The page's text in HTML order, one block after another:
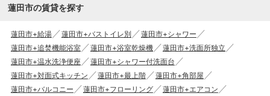
蓮田市の賃貸を探す
蓮田市+給湯 蓮田市+バストイレ別
蓮田市+シャワー
蓮田市+追焚機能浴室
蓮田市+浴室乾燥機
蓮田市+洗面所独立
蓮田市+温水洗浄便座
蓮田市+シャワー付洗面台
蓮田市+対面式キッチン
蓮田市+最上階
蓮田市+角部屋
蓮田市+バルコニー
蓮田市+フローリング
蓮田市+エアコン